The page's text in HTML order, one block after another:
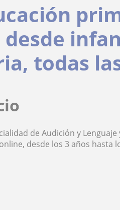
todas
de Audición y
desde los 3 años hasta